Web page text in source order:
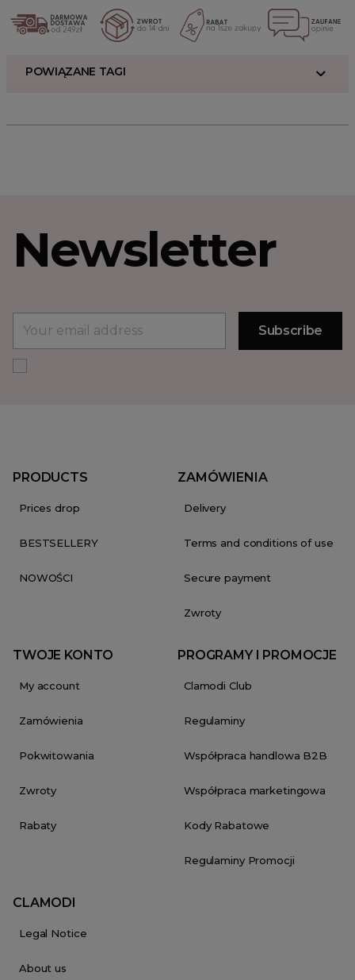
POWIĄZANE TAGI
Newsletter
PRODUCTS
Prices drop
BESTSELLERY
NOWOŚCI
ZAMÓWIENIA
Delivery
Terms and conditions of use
Secure payment
Zwroty
TWOJE KONTO
My account
Zamówienia
Pokwitowania
Zwroty
Rabaty
PROGRAMY I PROMOCJE
Clamodi Club
Regulaminy
Współpraca handlowa B2B
Współpraca marketingowa
Kody Rabatowe
Regulaminy Promocji
CLAMODI
Legal Notice
About us